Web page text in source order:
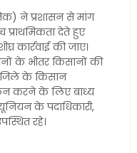
ने प्रशासन से मांग
प्राथमिकता देते हुए
कार्रवाई की जाए।
के भीतर किसानों की
के किसान
करने के लिए बाध्य
के पदाधिकारी,
रहे।